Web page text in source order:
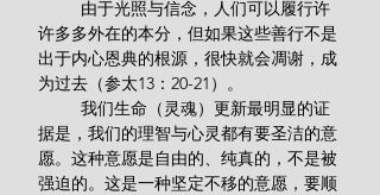
许多多外在的本分，但如果这些善行不是
出于内心恩典的根源，很快就会凋谢，成
为过去（参太13：20-21）。
据是，我们的理智与心灵都有要圣洁的意
愿。这种意愿是自由的、纯真的，不是被
强迫的。这是一种坚定不移的意愿，要顺